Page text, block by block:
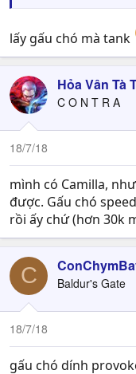
lấy gấu chó mà tank
Hỏa Vân Tà
C O N T R A
18/7/18
mình có Camilla,
được. Gấu chó
rồi ấy chứ (hơn 30k
C Baldur's Gate
18/7/18
gấu chó dính